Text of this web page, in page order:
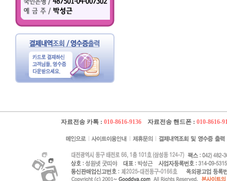
자료전송 카톡 : 010-8616-9136 자료전송 핸드폰 : 010-8616-